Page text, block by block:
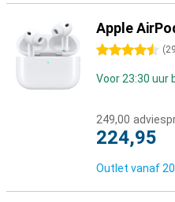
Apple
4.5 sterren (
Voor 23:30 uur
249,00
224,95
Outlet vanaf